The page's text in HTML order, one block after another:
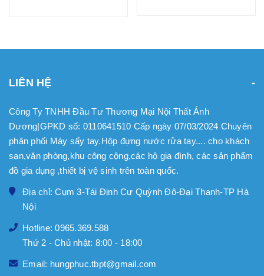
LIÊN HỆ
Công Ty TNHH Đầu Tư Thương Mại Nội Thất Ánh
Dương|GPKD số: 0110641510 Cấp ngày 07/03/2024 Chuyên
phân phối Máy sấy tay.Hộp đựng nước rửa tay.... cho khách
sạn,văn phòng,khu công cộng,các hộ gia đình, các sản phẩm
đồ gia dụng ,thiết bị vệ sinh trên toàn quốc.
Địa chỉ: Cụm 3-Tái Định Cư Quỳnh Đô-Đại Thanh-TP Hà
Nội
Hotline: 0965.369.588
Thứ 2 - Chủ nhật: 8:00 - 18:00
Email: hungphuc.tbpt@gmail.com